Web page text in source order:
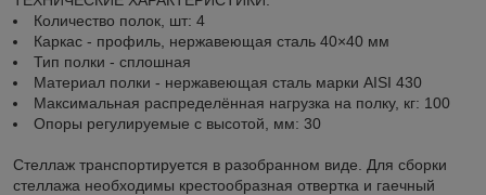
Количество полок, шт: 4
Каркас - профиль, нержавеющая сталь 40×40 мм
Тип полки - сплошная
Материал полки - нержавеющая сталь марки AISI 430
Максимальная распределённая нагрузка на полку, кг: 100
Опоры регулируемые с высотой, мм: 30
Стеллаж транспортируется в разобранном виде. Для сборки
стеллажа необходимы крестообразная отвертка и гаечный